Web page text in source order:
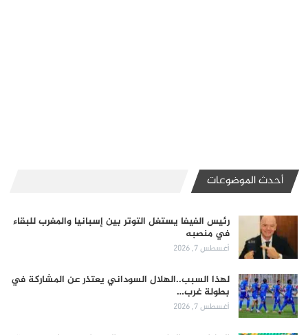
أحدث الموضوعات
رئيس الفيفا يستغل التوتر بين إسبانيا والمغرب للبقاء
في منصبه
أغسطس 7, 2026
لهذا السبب..الهلال السوداني يعتذر عن المشاركة في
بطولة غرب…
أغسطس 7, 2026